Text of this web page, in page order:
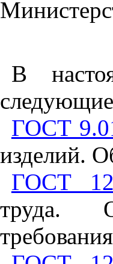
В
ГОСТ
изделий.
ГОСТ
труда.